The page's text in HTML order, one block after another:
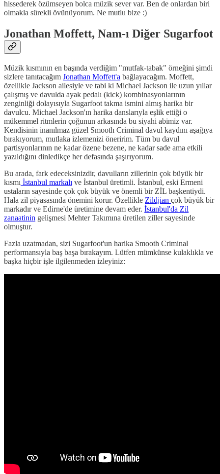
hissederek özümseyen bolca müzik sever var. Ben de onlardan biri
olmakla sürekli övünüyorum. Ne mutlu bize :)
Jonathan Moffett, Nam-ı Diğer Sugarfoot
Müzik kısmının en başında verdiğim "mutfak-tabak" örneğini şimdi
sizlere tanıtacağım Jonathan Moffett'a bağlayacağım. Moffett,
özellikle Jackson ailesiyle ve tabi ki Michael Jackson ile uzun yıllar
çalışmış ve davulda ayak pedalı (kick) kombinasyonlarının
zenginliği dolayısıyla Sugarfoot takma ismini almış harika bir
davulcu. Michael Jackson'ın harika danslarıyla eşlik ettiği o
mükemmel ritmlerin çoğunun arkasında bu siyahi abimiz var.
Kendisinin inanılmaz güzel Smooth Criminal davul kaydını aşağıya
bırakıyorum, mutlaka izlemenizi öneririm. Tüm bu davul
partisyonlarının ne kadar özene bezene, ne kadar sade ama etkili
yazıldığını dinledikçe her defasında şaşırıyorum.
Bu arada, fark edeceksinizdir, davulların zillerinin çok büyük bir
kısmı İstanbul markalı ve İstanbul üretimli. İstanbul, eski Ermeni
ustaların sayesinde çok çok büyük ve önemli bir ZİL başkentiydi.
Hala zil piyasasında önemini korur. Özellikle Zildjian çok büyük bir
markadır ve Edirne'de üretimine devam eder. İstanbul'da Zil
zanaatinin gelişmesi Mehter Takımına üretilen ziller sayesinde
olmuştur.
Fazla uzatmadan, sizi Sugarfoot'un harika Smooth Criminal
performansıyla baş başa bırakayım. Lütfen mümkünse kulaklıkla ve
başka hiçbir işle ilgilenmeden izleyiniz: